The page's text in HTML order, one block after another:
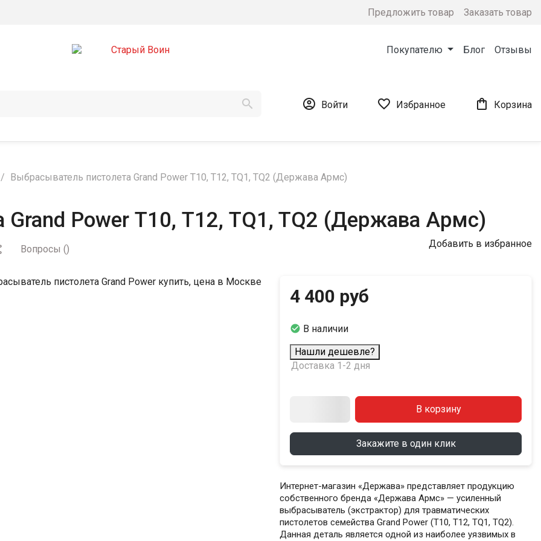
Предложить товар Заказать товар
Покупателю Блог Отзывы
  Войти  Избранное  Корзина
Выбрасыватель пистолета Grand Power Т10, Т12, TQ1, TQ2 (Держава Армс)
Power Т10, Т12, TQ1, TQ2 (Держава Армс)
Вопросы () Добавить в избранное
4 400 руб
 В наличии
Нашли дешевле?
Доставка 1-2 дня
В корзину
Закажите в один клик
Интернет-магазин «Держава» представляет продукцию
собственного бренда «Держава Армс» — усиленный
выбрасыватель (экстрактор) для травматических
пистолетов семейства Grand Power (T10, T12, TQ1, TQ2).
Данная деталь является одной из наиболее уязвимых в